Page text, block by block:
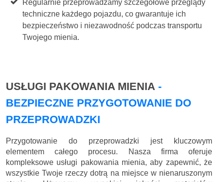
Regularnie przeprowadzamy szczegółowe przeglądy
techniczne każdego pojazdu, co gwarantuje ich
bezpieczeństwo i niezawodność podczas transportu
Twojego mienia.
USŁUGI PAKOWANIA MIENIA -
BEZPIECZNE PRZYGOTOWANIE DO
PRZEPROWADZKI
Przygotowanie do przeprowadzki jest kluczowym
elementem całego procesu. Nasza firma oferuje
kompleksowe usługi pakowania mienia, aby zapewnić, że
wszystkie Twoje rzeczy dotrą na miejsce w nienaruszonym